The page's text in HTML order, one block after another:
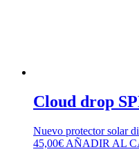
Cloud drop
Nuevo protector solar
45,00€ AÑADIR AL